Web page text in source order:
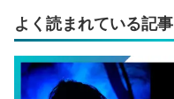
よく読まれている記事